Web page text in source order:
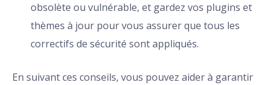
obsolète ou vulnérable, et gardez vos plugins et
thèmes à jour pour vous assurer que tous les
correctifs de sécurité sont appliqués.
En suivant ces conseils, vous pouvez aider à garantir